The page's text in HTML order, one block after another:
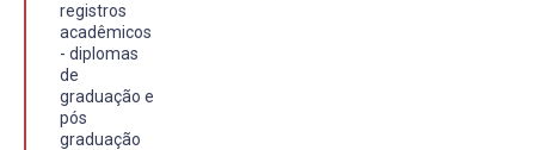
registros
acadêmicos
- diplomas
de
graduação e
pós
graduação